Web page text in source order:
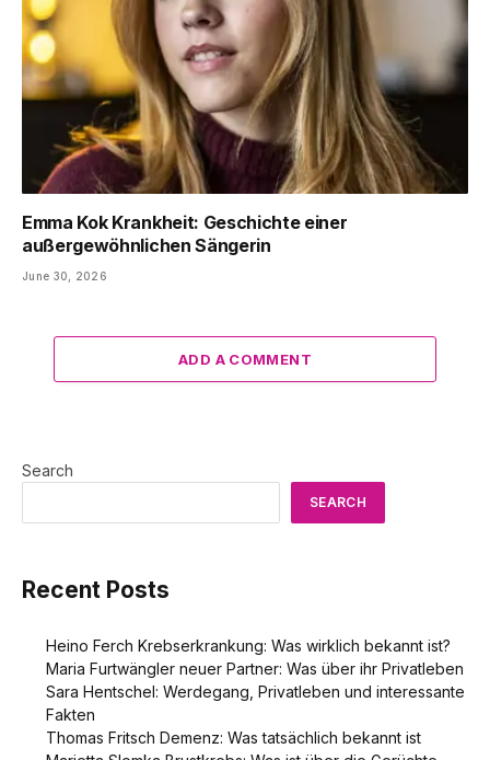
Emma Kok Krankheit: Geschichte einer
außergewöhnlichen Sängerin
June 30, 2026
ADD A COMMENT
Search
SEARCH
Recent Posts
Heino Ferch Krebserkrankung: Was wirklich bekannt ist?
Maria Furtwängler neuer Partner: Was über ihr Privatleben
Sara Hentschel: Werdegang, Privatleben und interessante
Fakten
Thomas Fritsch Demenz: Was tatsächlich bekannt ist